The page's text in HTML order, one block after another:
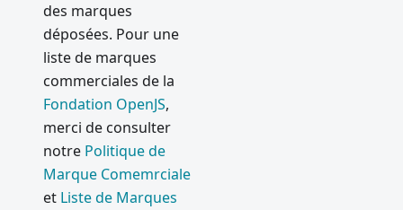
des marques
déposées. Pour une
liste de marques
commerciales de la
Fondation OpenJS,
merci de consulter
notre Politique de
Marque Comemrciale
et Liste de Marques